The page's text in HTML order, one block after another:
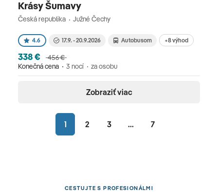
Krásy Šumavy
Česká republika Južné Čechy
4.6 17.9. - 20.9.2026 Autobusom +8 výhod
338 €
456 €
Konečná cena
3 nocí za osobu
1 2 3 ... 7
Zobraziť viac
CESTUJTE S PROFESIONÁLMI